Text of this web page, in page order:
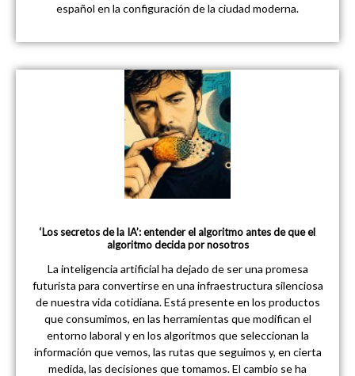
español en la configuración de la ciudad moderna.
‘Los secretos de la IA’: entender el algoritmo antes de que el
algoritmo decida por nosotros
La inteligencia artificial ha dejado de ser una promesa
futurista para convertirse en una infraestructura silenciosa
de nuestra vida cotidiana. Está presente en los productos
que consumimos, en las herramientas que modifican el
entorno laboral y en los algoritmos que seleccionan la
información que vemos, las rutas que seguimos y, en cierta
medida, las decisiones que tomamos. El cambio se ha